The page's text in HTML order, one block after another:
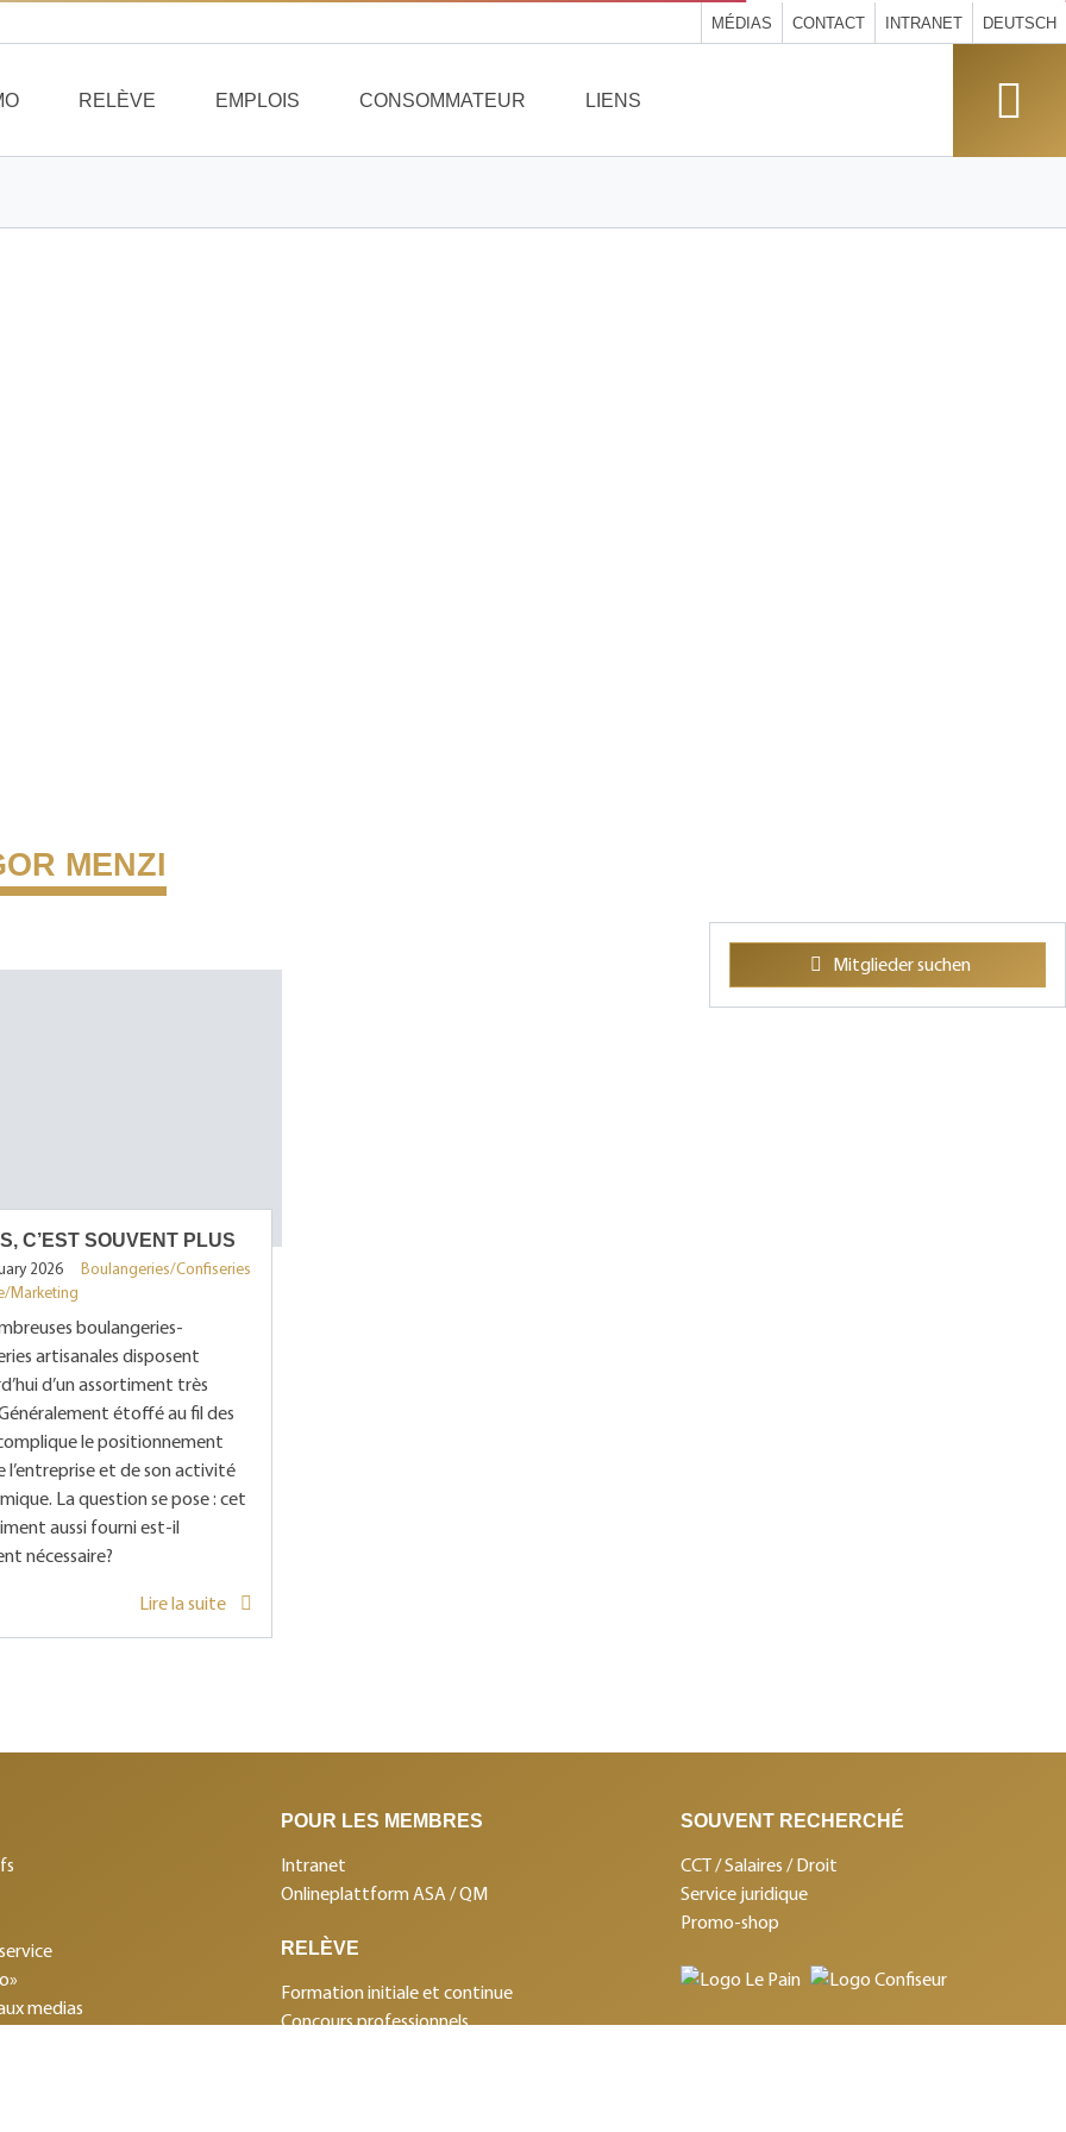
MÉDIAS CONTACT INTRANET DEUTSCH
RELÈVE EMPLOIS CONSOMMATEUR LIENS
MENZI
C’EST SOUVENT PLUS
2026
Boulangeries/Confiseries
Marketing
boulangeries-
artisanales disposent
d’un assortiment très
étoffé au fil des
le positionnement
l’entreprise et de son activité
La question se pose : cet
aussi fourni est-il
nécessaire?
Lire la suite
Mitglieder suchen
medias
POUR LES MEMBRES
Intranet
Onlineplattform ASA / QM
RELÈVE
Formation initiale et continue
Concours professionnels
SOUVENT RECHERCHÉ
CCT / Salaires / Droit
Service juridique
Promo-shop